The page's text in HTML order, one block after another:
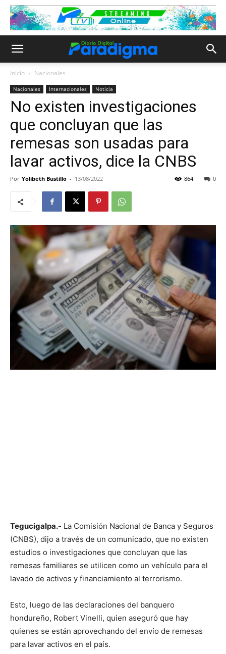
Inicio Nacionales
Nacionales Internacionales Noticia
No existen investigaciones
que concluyan que las
remesas son usadas para
lavar activos, dice la CNBS
Por Yolibeth Bustillo - 13/08/2022 0
864
Tegucigalpa.- La Comisión Nacional de Banca y Seguros
(CNBS), dijo a través de un comunicado, que no existen
estudios o investigaciones que concluyan que las
remesas familiares se utilicen como un vehículo para el
lavado de activos y financiamiento al terrorismo.
Esto, luego de las declaraciones del banquero
hondureño, Robert Vinelli, quien aseguró que hay
quienes se están aprovechando del envío de remesas
para lavar activos en el país.